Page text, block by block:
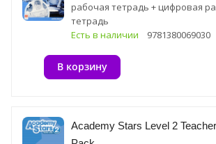
рабочая тетрадь + цифровая
тетрадь
Есть в наличии
9781380069030
В корзину
Academy Stars Level 2